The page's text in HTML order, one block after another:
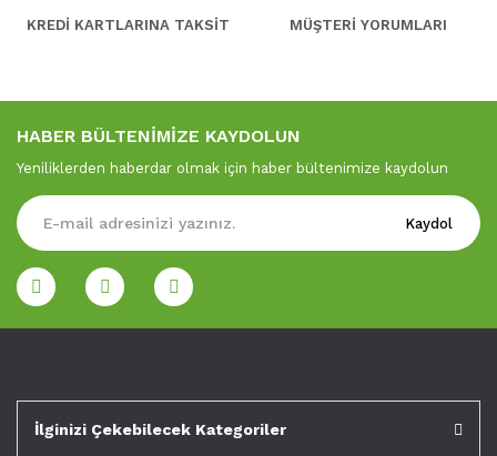
KREDİ KARTLARINA TAKSİT MÜŞTERİ YORUMLARI
HABER BÜLTENİMİZE KAYDOLUN
Yeniliklerden haberdar olmak için haber bültenimize kaydolun
Kaydol
İlginizi Çekebilecek Kategoriler